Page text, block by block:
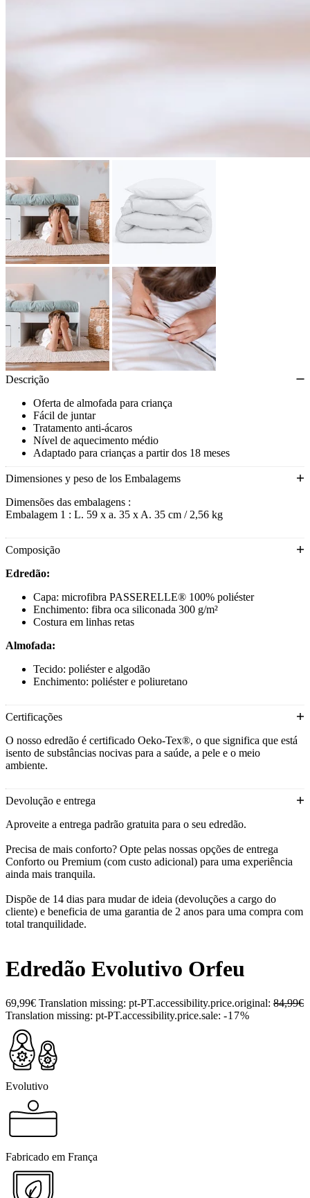
Descrição
Oferta de almofada para criança
Fácil de juntar
Tratamento anti-ácaros
Nível de aquecimento médio
Adaptado para crianças a partir dos 18 meses
Dimensiones y peso de los Embalagems
Dimensões das embalagens :
Embalagem 1 : L. 59 x a. 35 x A. 35 cm / 2,56 kg
Composição
Edredão:
Capa: microfibra PASSERELLE® 100% poliéster
Enchimento: fibra oca siliconada 300 g/m²
Costura em linhas retas
Almofada:
Tecido: poliéster e algodão
Enchimento: poliéster e poliuretano
Certificações
O nosso edredão é certificado Oeko-Tex®, o que significa que está
isento de substâncias nocivas para a saúde, a pele e o meio
ambiente.
Devolução e entrega
Aproveite a entrega padrão gratuita para o seu edredão.
Precisa de mais conforto? Opte pelas nossas opções de entrega
Conforto ou Premium (com custo adicional) para uma experiência
ainda mais tranquila.
Dispõe de 14 dias para mudar de ideia (devoluções a cargo do
cliente) e beneficia de uma garantia de 2 anos para uma compra com
total tranquilidade.
Edredão Evolutivo Orfeu
69,99€ Translation missing: pt-PT.accessibility.price.original: 84,99€
Translation missing: pt-PT.accessibility.price.sale: -17%
Evolutivo
Fabricado em França